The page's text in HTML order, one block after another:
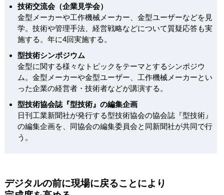
技術交流会（企業見学会）
金型メーカーや工作機械メーカー、金型ユーザーなどを見
学。技術や管理手法、経営戦略などについて質疑応答も実
施する。年に4回実施する。
型技術シンポジウム
金型に関する様々なトピックをテーマとするシンポジウ
ム。金型メーカーや金型ユーザー、工作機械メーカーとい
った企業の経営者・技術者などが講演する。
型技術協会誌『型技術』の編集企画
日刊工業新聞社が発行する型技術協会の協会誌『型技術』
の編集企画を、同協会の編集委員会と同新聞社が共同で行
う。
デジタルの前に現場に戻ることにより